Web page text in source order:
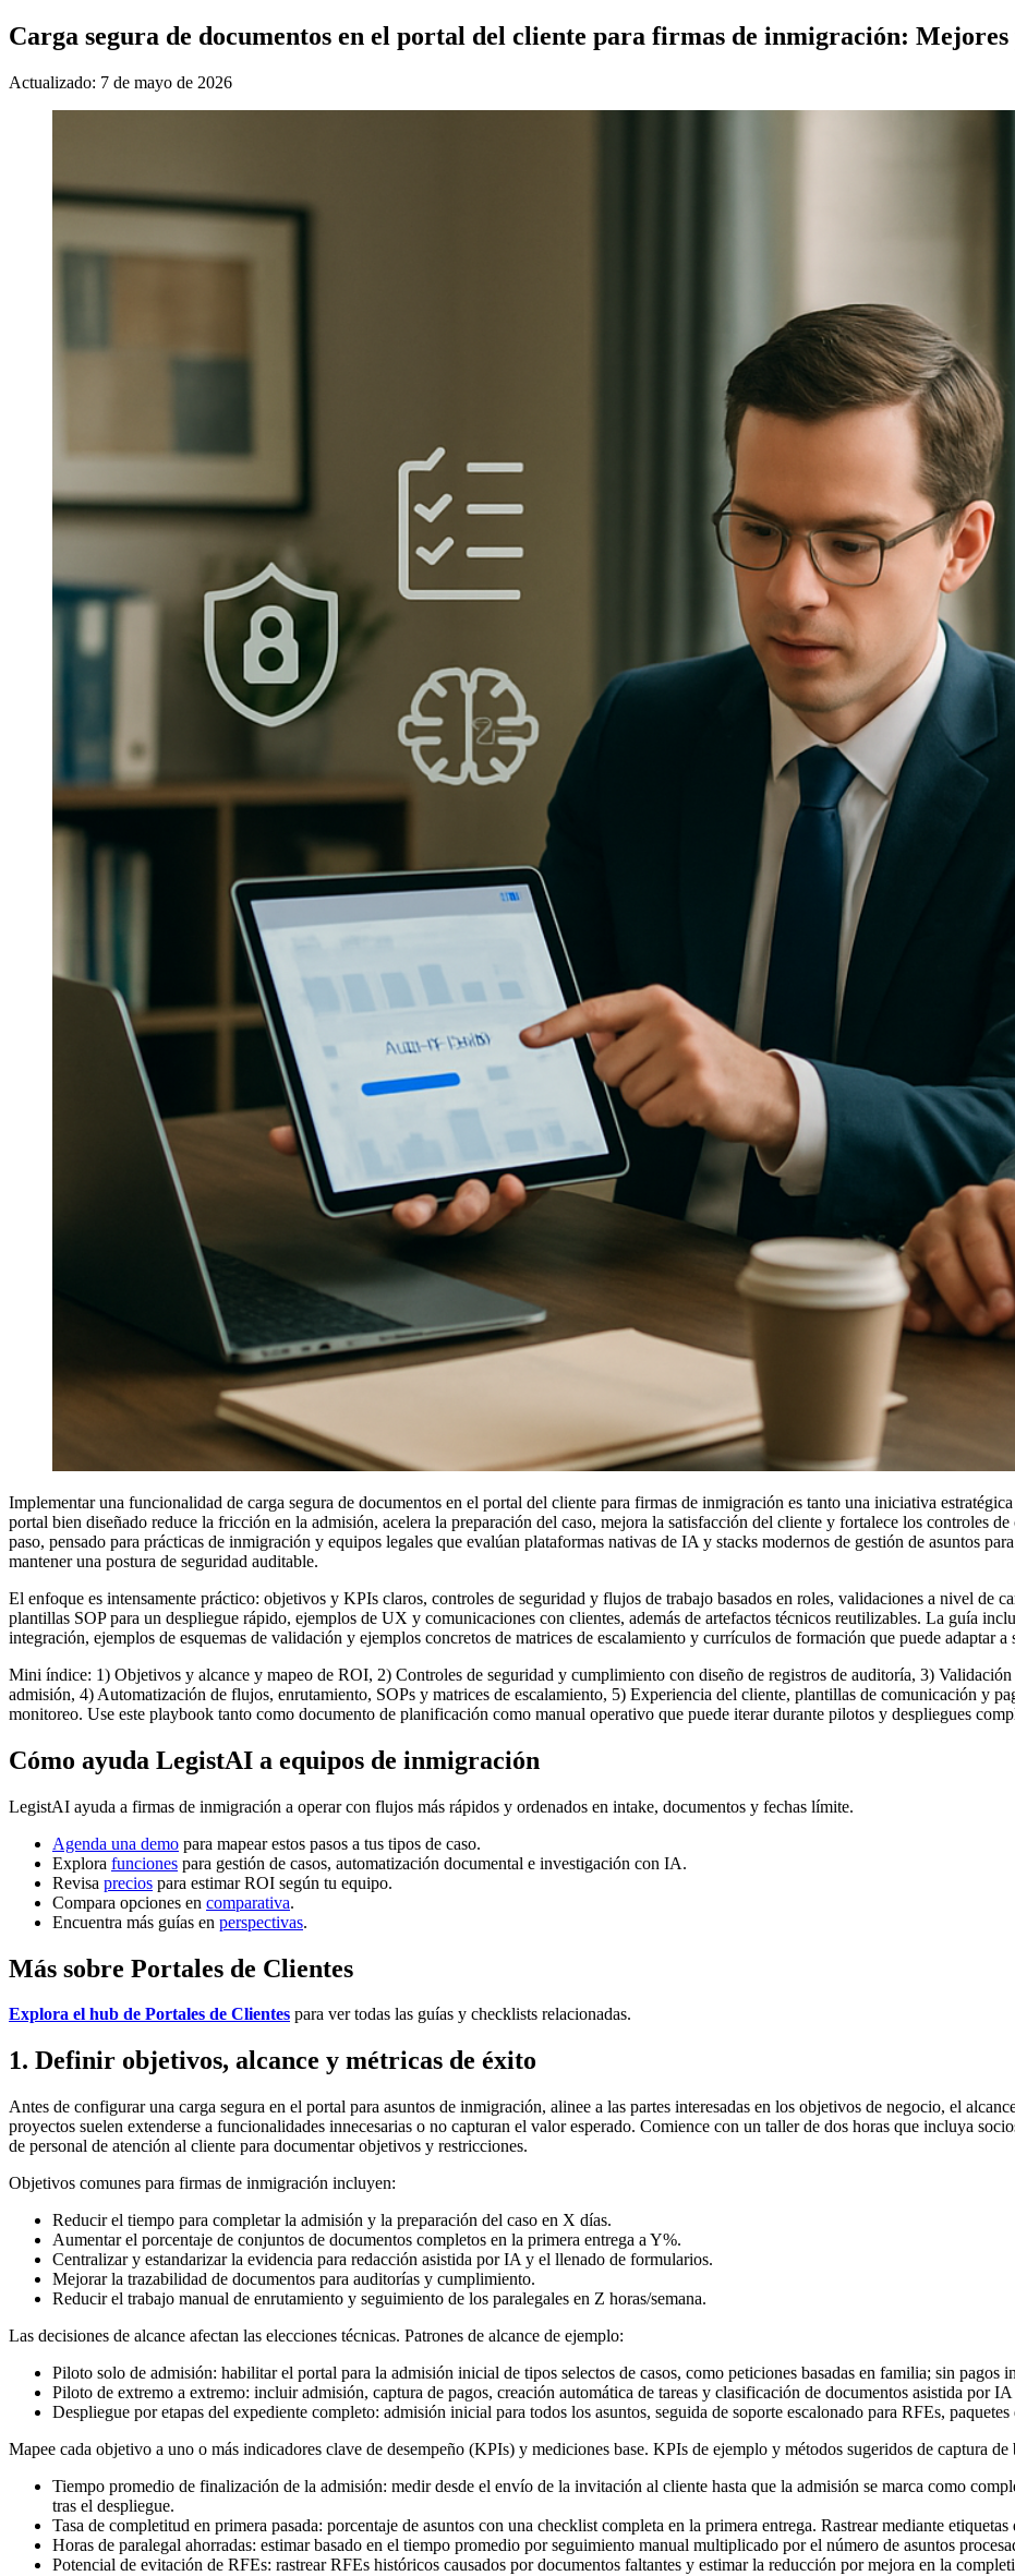
Carga segura de documentos en el portal del cliente para firmas de inmigración:
Actualizado: 7 de mayo de 2026
Implementar una funcionalidad de carga segura de documentos en el portal del cliente para firmas de inmigración es tanto una iniciativa
portal bien diseñado reduce la fricción en la admisión, acelera la preparación del caso, mejora la satisfacción del cliente y fortalece los controles
paso, pensado para prácticas de inmigración y equipos legales que evalúan plataformas nativas de IA y stacks modernos de gestión de asuntos
mantener una postura de seguridad auditable.
El enfoque es intensamente práctico: objetivos y KPIs claros, controles de seguridad y flujos de trabajo basados en roles, validaciones a nivel de
plantillas SOP para un despliegue rápido, ejemplos de UX y comunicaciones con clientes, además de artefactos técnicos reutilizables. La guía
integración, ejemplos de esquemas de validación y ejemplos concretos de matrices de escalamiento y currículos de formación que puede adaptar a
Mini índice: 1) Objetivos y alcance y mapeo de ROI, 2) Controles de seguridad y cumplimiento con diseño de registros de auditoría, 3)
admisión, 4) Automatización de flujos, enrutamiento, SOPs y matrices de escalamiento, 5) Experiencia del cliente, plantillas de comunicación y
monitoreo. Use este playbook tanto como documento de planificación como manual operativo que puede iterar durante pilotos y despliegues
Cómo ayuda LegistAI a equipos de inmigración
LegistAI ayuda a firmas de inmigración a operar con flujos más rápidos y ordenados en intake, documentos y fechas límite.
Agenda una demo para mapear estos pasos a tus tipos de caso.
Explora funciones para gestión de casos, automatización documental e investigación con IA.
Revisa precios para estimar ROI según tu equipo.
Compara opciones en comparativa.
Encuentra más guías en perspectivas.
Más sobre Portales de Clientes
Explora el hub de Portales de Clientes para ver todas las guías y checklists relacionadas.
1. Definir objetivos, alcance y métricas de éxito
Antes de configurar una carga segura en el portal para asuntos de inmigración, alinee a las partes interesadas en los objetivos de negocio, el
proyectos suelen extenderse a funcionalidades innecesarias o no capturan el valor esperado. Comience con un taller de dos horas que incluya
de personal de atención al cliente para documentar objetivos y restricciones.
Objetivos comunes para firmas de inmigración incluyen:
Reducir el tiempo para completar la admisión y la preparación del caso en X días.
Aumentar el porcentaje de conjuntos de documentos completos en la primera entrega a Y%.
Centralizar y estandarizar la evidencia para redacción asistida por IA y el llenado de formularios.
Mejorar la trazabilidad de documentos para auditorías y cumplimiento.
Reducir el trabajo manual de enrutamiento y seguimiento de los paralegales en Z horas/semana.
Las decisiones de alcance afectan las elecciones técnicas. Patrones de alcance de ejemplo:
Piloto solo de admisión: habilitar el portal para la admisión inicial de tipos selectos de casos, como peticiones basadas en familia; sin pagos
Piloto de extremo a extremo: incluir admisión, captura de pagos, creación automática de tareas y clasificación de documentos asistida por
Despliegue por etapas del expediente completo: admisión inicial para todos los asuntos, seguida de soporte escalonado para RFEs,
Mapee cada objetivo a uno o más indicadores clave de desempeño (KPIs) y mediciones base. KPIs de ejemplo y métodos sugeridos de captura de
Tiempo promedio de finalización de la admisión: medir desde el envío de la invitación al cliente hasta que la admisión se marca como
tras el despliegue.
Tasa de completitud en primera pasada: porcentaje de asuntos con una checklist completa en la primera entrega. Rastrear mediante etiquetas
Horas de paralegal ahorradas: estimar basado en el tiempo promedio por seguimiento manual multiplicado por el número de asuntos
Potencial de evitación de RFEs: rastrear RFEs históricos causados por documentos faltantes y estimar la reducción por mejora en la